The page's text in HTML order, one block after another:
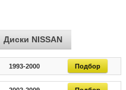
Диски NISSAN
1993-2000 Подбор